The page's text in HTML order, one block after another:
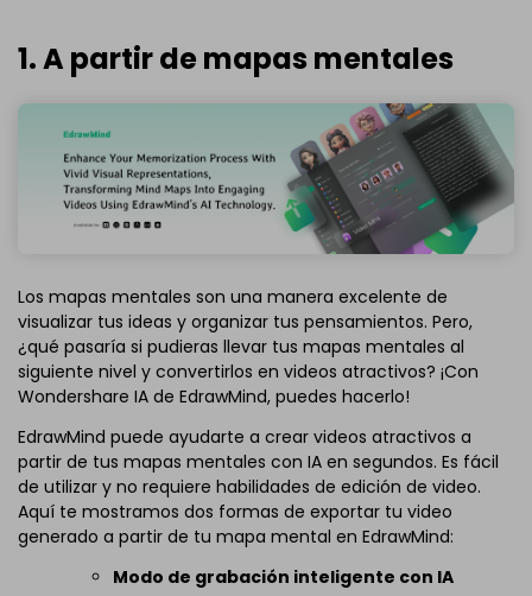
1. A partir de mapas mentales
Los mapas mentales son una manera excelente de
visualizar tus ideas y organizar tus pensamientos. Pero,
¿qué pasaría si pudieras llevar tus mapas mentales al
siguiente nivel y convertirlos en videos atractivos? ¡Con
Wondershare IA de EdrawMind, puedes hacerlo!
EdrawMind puede ayudarte a crear videos atractivos a
partir de tus mapas mentales con IA en segundos. Es fácil
de utilizar y no requiere habilidades de edición de video.
Aquí te mostramos dos formas de exportar tu video
generado a partir de tu mapa mental en EdrawMind:
Modo de grabación inteligente con IA